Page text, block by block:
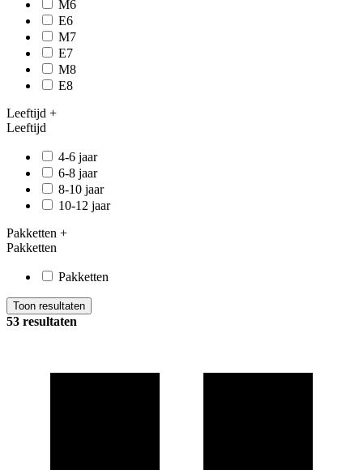
M6
E6
M7
E7
M8
E8
Leeftijd +
Leeftijd
4-6 jaar
6-8 jaar
8-10 jaar
10-12 jaar
Pakketten +
Pakketten
Pakketten
Toon resultaten
53 resultaten